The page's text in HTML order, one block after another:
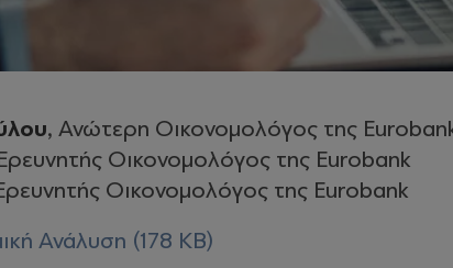
, Ανώτερη Οικονομολόγος της
Οικονομολόγος της Eurobank
Οικονομολόγος της Eurobank
Ανάλυση (178 KB)